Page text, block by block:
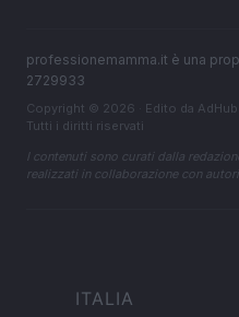
professionemamma.it è una
2729933
Copyright © 2026 · Edito da
Tutti i diritti riservati
I contenuti sono curati dalla
realizzati in collaborazione con
ITALIA